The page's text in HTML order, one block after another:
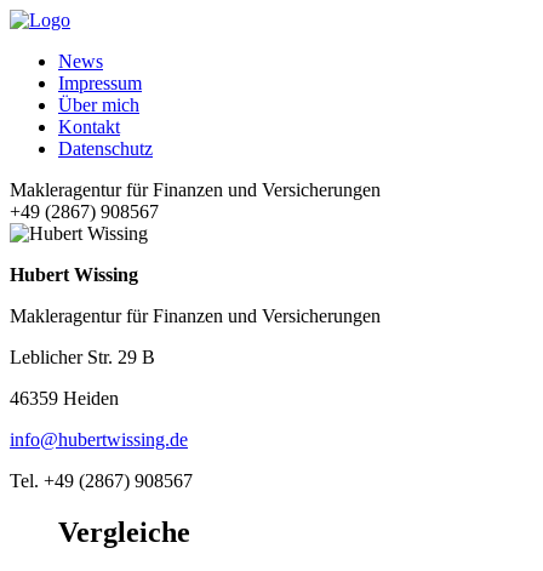
News
Impressum
Über mich
Kontakt
Datenschutz
Makleragentur für Finanzen und Versicherungen
+49 (2867) 908567
Hubert Wissing
Makleragentur für Finanzen und Versicherungen
Leblicher Str. 29 B
46359 Heiden
info@hubertwissing.de
Tel. +49 (2867) 908567
Vergleiche